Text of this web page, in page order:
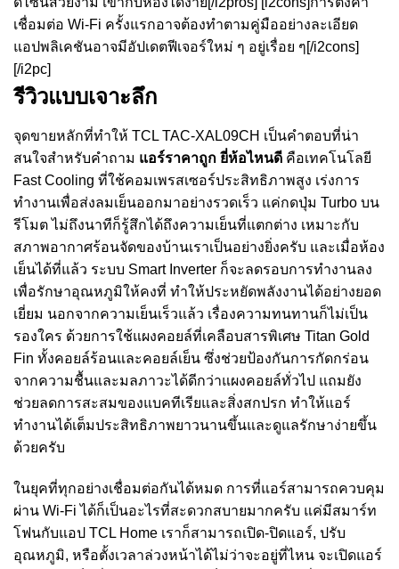
เชื่อมต่อ Wi-Fi ครั้งแรกอาจต้องทำตามคู่มืออย่างละเอียด
แอปพลิเคชันอาจมีอัปเดตฟีเจอร์ใหม่ ๆ อยู่เรื่อย ๆ[/i2cons]
[/i2pc]
รีวิวแบบเจาะลึก
จุดขายหลักที่ทำให้ TCL TAC-XAL09CH เป็นคำตอบที่น่า
สนใจสำหรับคำถาม แอร์ราคาถูก ยี่ห้อไหนดี คือเทคโนโลยี
Fast Cooling ที่ใช้คอมเพรสเซอร์ประสิทธิภาพสูง เร่งการ
ทำงานเพื่อส่งลมเย็นออกมาอย่างรวดเร็ว แค่กดปุ่ม Turbo บน
รีโมต ไม่ถึงนาทีก็รู้สึกได้ถึงความเย็นที่แตกต่าง เหมาะกับ
สภาพอากาศร้อนจัดของบ้านเราเป็นอย่างยิ่งครับ และเมื่อห้อง
เย็นได้ที่แล้ว ระบบ Smart Inverter ก็จะลดรอบการทำงานลง
เพื่อรักษาอุณหภูมิให้คงที่ ทำให้ประหยัดพลังงานได้อย่างยอด
เยี่ยม นอกจากความเย็นเร็วแล้ว เรื่องความทนทานก็ไม่เป็น
รองใคร ด้วยการใช้แผงคอยล์ที่เคลือบสารพิเศษ Titan Gold
Fin ทั้งคอยล์ร้อนและคอยล์เย็น ซึ่งช่วยป้องกันการกัดกร่อน
จากความชื้นและมลภาวะได้ดีกว่าแผงคอยล์ทั่วไป แถมยัง
ช่วยลดการสะสมของแบคทีเรียและสิ่งสกปรก ทำให้แอร์
ทำงานได้เต็มประสิทธิภาพยาวนานขึ้นและดูแลรักษาง่ายขึ้น
ด้วยครับ
ในยุคที่ทุกอย่างเชื่อมต่อกันได้หมด การที่แอร์สามารถควบคุม
ผ่าน Wi-Fi ได้ก็เป็นอะไรที่สะดวกสบายมากครับ แค่มีสมาร์ท
โฟนกับแอป TCL Home เราก็สามารถเปิด-ปิดแอร์, ปรับ
อุณหภูมิ, หรือตั้งเวลาล่วงหน้าได้ไม่ว่าจะอยู่ที่ไหน จะเปิดแอร์